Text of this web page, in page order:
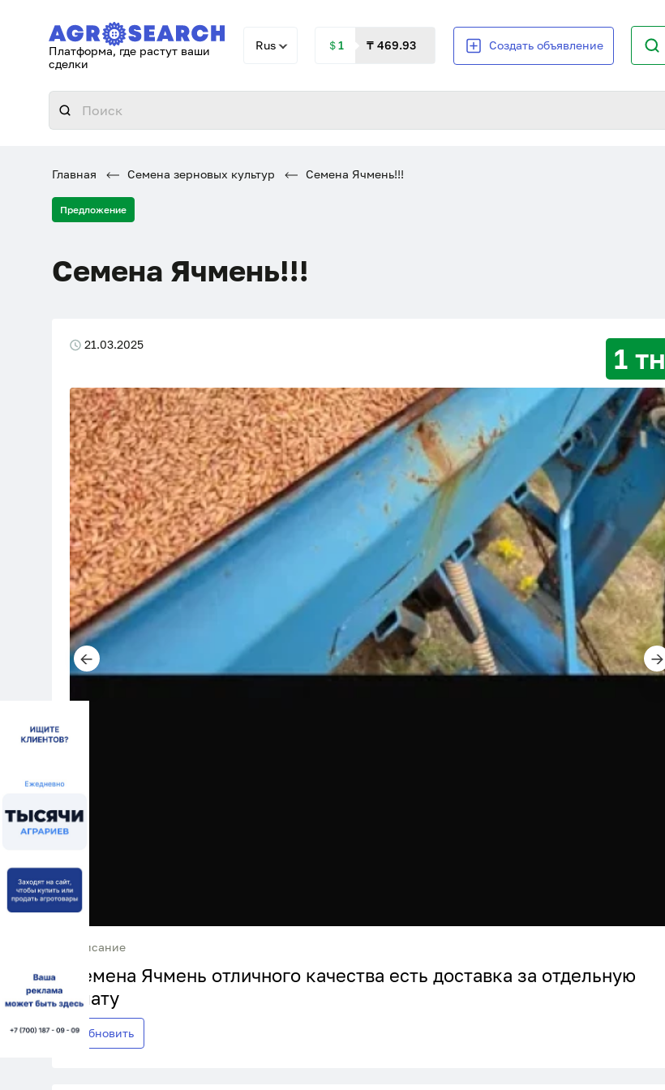
Платформа, где растут ваши
сделки
Rus ＄1 ₸ 469.93 Создать объявление
Главная Семена зерновых культур Семена Ячмень!!!
Предложение
Семена Ячмень!!!
21.03.2025 1 тн
Описание
Семена Ячмень отличного качества есть доставка за отдельную
плату
Обновить